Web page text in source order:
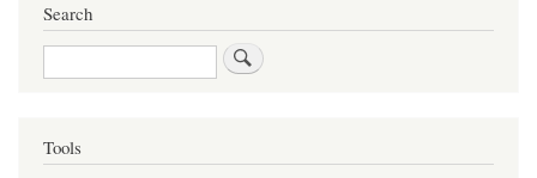
Search
Search
Tools